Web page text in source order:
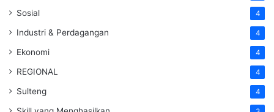
Sosial 4
Industri & Perdagangan 4
Ekonomi 4
REGIONAL 4
Sulteng 4